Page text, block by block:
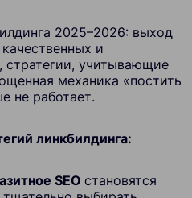
2025–2026: выход
и
стратегии, учитывающие
механика «постить
не работает.
линкбилдинга:
SEO становятся